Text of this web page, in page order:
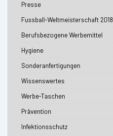
Presse
Fussball-Weltmeisterschaft 2018
Berufsbezogene Werbemittel
Hygiene
Sonderanfertigungen
Wissenswertes
Werbe-Taschen
Prävention
Infektionsschutz